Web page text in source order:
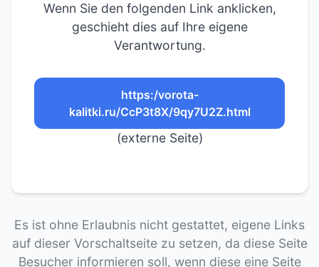
Wenn Sie den folgenden Link anklicken,
geschieht dies auf Ihre eigene
Verantwortung.
https:/vorota-
kalitki.ru/CcP3t8X/9qy7U2Z.html
(externe Seite)
Es ist ohne Erlaubnis nicht gestattet, eigene Links
auf dieser Vorschaltseite zu setzen, da diese Seite
Besucher informieren soll, wenn diese eine Seite